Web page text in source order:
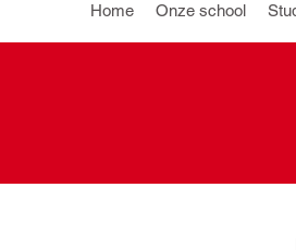
Home Onze school